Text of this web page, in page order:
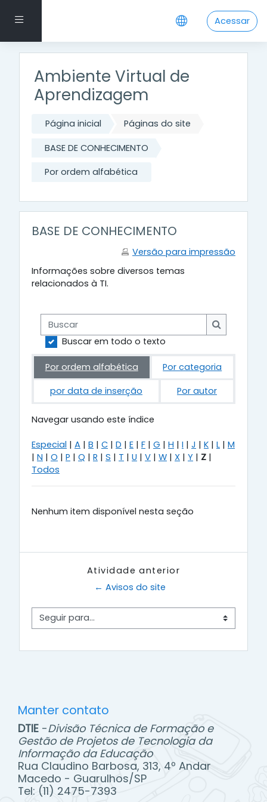
Painel lateral Acessar
Ambiente Virtual de
Aprendizagem
Página inicial Páginas do site
BASE DE CONHECIMENTO
Por ordem alfabética
BASE DE CONHECIMENTO
Versão para impressão
Informações sobre diversos temas
relacionados à TI.
Buscar
Buscar
Buscar em todo o texto
Por ordem alfabética
Por categoria
por data de inserção
Por autor
Navegar usando este índice
Especial | A | B | C | D | E | F | G | H | I | J | K | L | M
| N | O | P | Q | R | S | T | U | V | W | X | Y | Z |
Todos
Nenhum item disponível nesta seção
Atividade anterior
← Avisos do site
Seguir para...
Manter contato
DTIE -Divisão Técnica de Formação e
Gestão de Projetos de Tecnologia da
Informação da Educação
Rua Claudino Barbosa, 313, 4º Andar
Macedo - Guarulhos/SP
Tel: (11) 2475-7393